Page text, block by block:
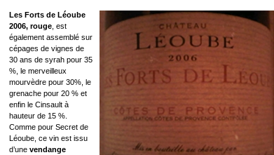
Les Forts de Léoube
2006, rouge, est
également assemblé sur
cépages de vignes de
30 ans de syrah pour 35
%, le merveilleux
mourvèdre pour 30%, le
grenache pour 20 % et
enfin le Cinsault à
hauteur de 15 %.
Comme pour Secret de
Léoube, ce vin est issu
d’une vendange